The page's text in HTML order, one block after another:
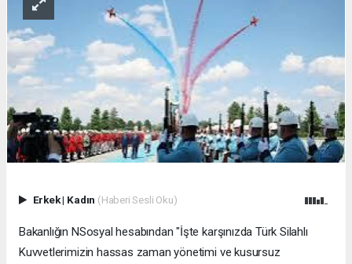
Erkek| Kadın (Haberi Sesli Oku)
Bakanlığın NSosyal hesabından "İşte karşınızda Türk Silahlı
Kuvvetlerimizin hassas zaman yönetimi ve kusursuz